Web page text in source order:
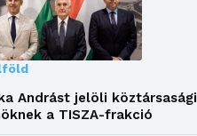
Andrást jelöli köztársasági
a TISZA-frakció